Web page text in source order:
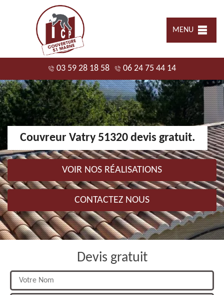
MENU
03 59 28 18 58 06 24 75 44 14
Couvreur Vatry 51320 devis gratuit.
VOIR NOS RÉALISATIONS
CONTACTEZ NOUS
Devis gratuit